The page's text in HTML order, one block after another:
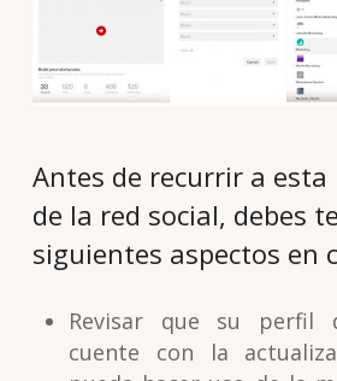
Antes de recurrir a esta
de la red social, debes
siguientes aspectos en
Revisar que su perfil
cuente con la